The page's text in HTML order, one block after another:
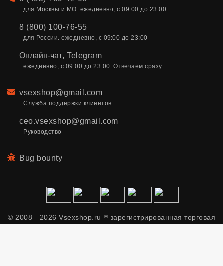
для Москвы и МО. ежедневно, с 09:00 до 23:00
8 (800) 100-76-55
для России. ежедневно, с 09:00 до 23:00
Онлайн-чат, Telegram
ежедневно, с 09:00 до 23:00. Отвечаем сразу
Email
vsexshop@gmail.com
Служба поддержки клиентов
ceo.vsexshop@gmail.com
Руководство
Bug bounty
© 2008—2026 Vsexshop.ru™ зарегистрированная торговая